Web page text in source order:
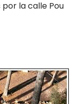
la calle Pou